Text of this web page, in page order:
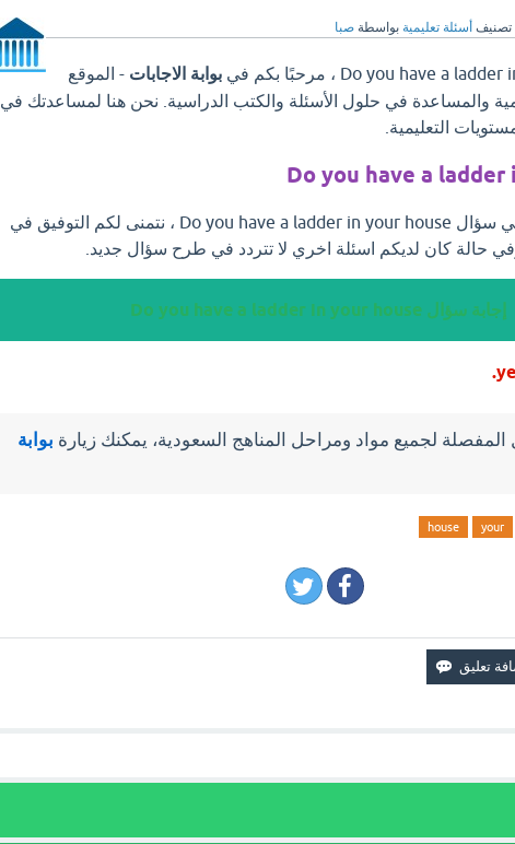
أسئلة تعليمية بواسطة صبا
بوابة الاجابات - الموقع
والمساعدة في حلول الأسئلة والكتب الدراسية. نحن هنا لمساعدتك في
التعليمية.
Do you have a ladder
بعد ان تجد الإجابة علي سؤال Do you have a ladder in your house ، نتمنى لكم التوفيق في
حالة كان لديكم اسئلة اخري لا تتردد في طرح سؤال جديد.
إجابة سؤال Do you have a ladder in your house
المفصلة لجميع مواد ومراحل المناهج السعودية، يمكنك زيارة بوابة
your
house